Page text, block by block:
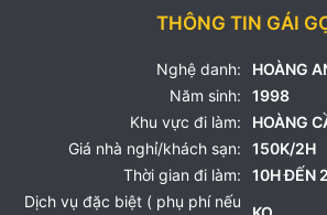
THÔNG TIN GÁI
Nghệ danh:
HOÀNG
Năm sinh:
1998
Khu vực đi làm:
HOÀNG
Giá nhà nghỉ/khách sạn:
150K/2H
Thời gian đi làm:
10H ĐẾN
Dịch vụ đặc biệt ( phụ phí nếu